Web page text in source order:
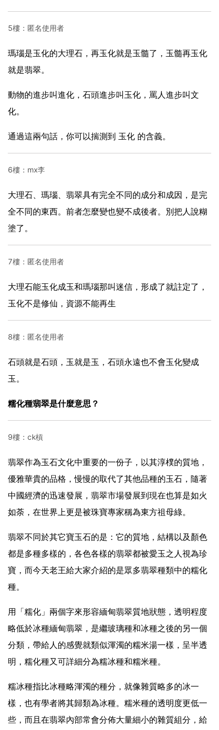
5樓：匿名使用者
瑪瑙是玉化的大理石，再玉化就是玉髓了，玉髓再玉化
就是翡翠。
動物的進步叫進化，石頭進步叫玉化，罵人進步叫文
化。
通過這兩句話，你可以揣測到 玉化 的含義。
6樓：mx李
大理石、瑪瑙、翡翠具有完全不同的成分和成因，是完
全不同的東西。前者怎麼變也變不成後者。別把人說糊
塗了。
7樓：匿名使用者
大理石能玉化成玉和瑪瑙那叫迷信，形成了就註定了，
玉化不是修仙，資源不能再生
8樓：匿名使用者
石頭就是石頭，玉就是玉，石頭永遠也不會玉化變成
玉。
糯化種翡翠是什麼意思？
9樓：ck槓
翡翠作為玉石文化中重要的一份子，以其淳樸的質地，
優雅華貴的品格，慢慢的取代了其他品種的玉石，隨著
中國經濟的迅速發展，翡翠市場發展到現在也算是如火
如荼，在世界上更是被珠寶專家稱為東方祖母綠。
翡翠不同於其它寶玉石的是：它的質地，結構以及顏色
都是多種多樣的，各色各樣的翡翠都被愛玉之人視為珍
寶，而今天老王給大家介紹的是眾多翡翠種類中的糯化
種。
用「糯化」兩個字來形容緬甸翡翠質地狀態，透明程度
略低於冰種緬甸翡翠，是繼玻璃種和冰種之後的另一個
分類，帶給人的感覺就類似渾濁的糯米湯一樣，呈半透
明，糯化種又可詳細分為糯冰種和糯米種。
糯冰種指比冰種略渾濁的種分，就像雜質略多的冰一
樣，也有學者將其歸類為冰種。糯米種的透明度更低一
些，而且在翡翠內部常會分佈大量細小的雜質組分，給